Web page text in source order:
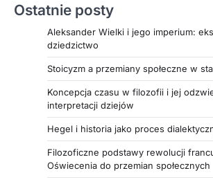
Ostatnie posty
Aleksander Wielki i jego imperium:
dziedzictwo
Stoicyzm a przemiany społeczne w
Koncepcja czasu w filozofii i jej
interpretacji dziejów
Hegel i historia jako proces
Filozoficzne podstawy rewolucji
Oświecenia do przemian społecznych